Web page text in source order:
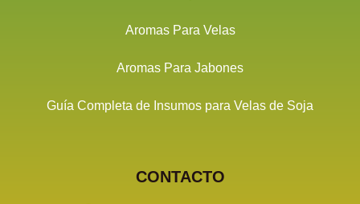
Aromas Para Velas
Aromas Para Jabones
Guía Completa de Insumos para Velas de Soja
CONTACTO